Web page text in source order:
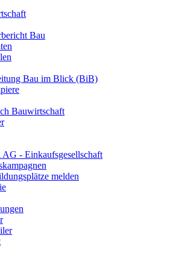
Bau
Bau im Blick (BiB)
Bauwirtschaft
- Einkaufsgesellschaft
melden